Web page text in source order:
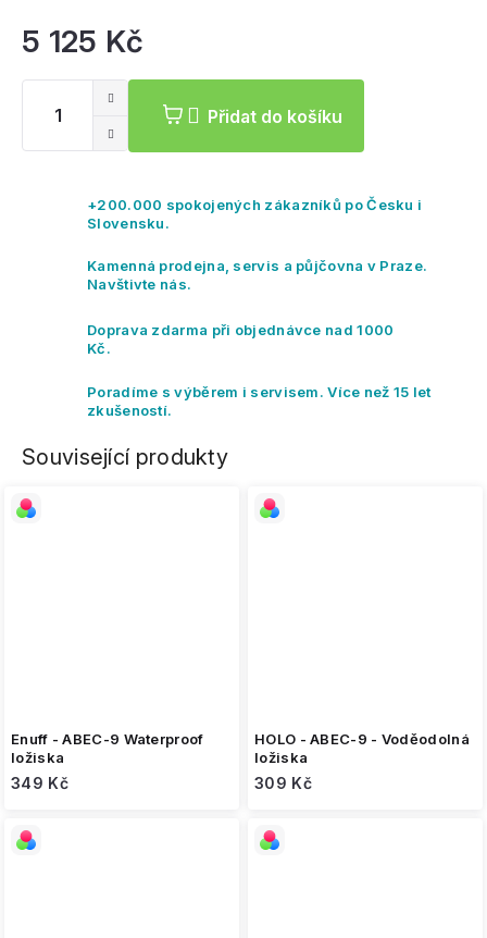
5 125 Kč
Přidat do košíku
+200.000 spokojených zákazníků po Česku i
Slovensku.
Kamenná prodejna, servis a půjčovna v Praze.
Navštivte nás.
Doprava zdarma při objednávce nad 1000
Kč.
Poradíme s výběrem i servisem. Více než 15 let
zkušeností.
Související produkty
Enuff - ABEC-9 Waterproof
ložiska
349 Kč
HOLO - ABEC-9 - Voděodolná
ložiska
309 Kč